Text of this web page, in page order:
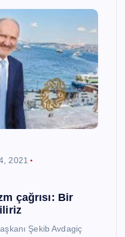
2021
çağrısı: Bir
Şekib Avdagiç